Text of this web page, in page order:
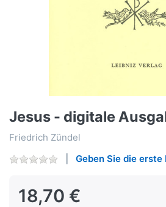
Jesus - digitale
Friedrich Zündel
Geben Sie die
18,70 €